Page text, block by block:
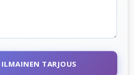
TARJOUS